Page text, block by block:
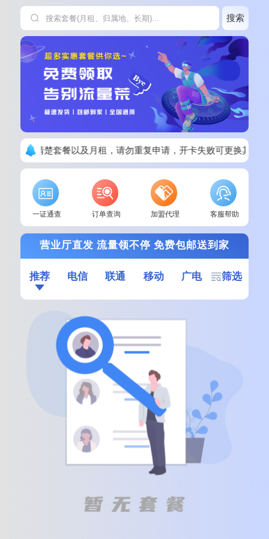
搜索
单请看清楚套餐以及月租，请勿重复申请，开卡失败可更换其他
一证通查 订单查询 加盟代理 客服帮助
营业厅直发 流量领不停 免费包邮送到家
推荐 电信 联通 移动 广电 筛选